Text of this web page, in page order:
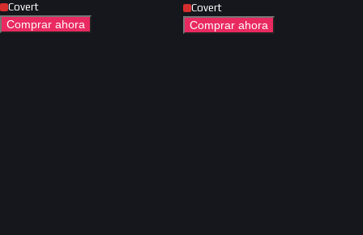
Covert
Comprar ahora
Covert
Comprar ahora